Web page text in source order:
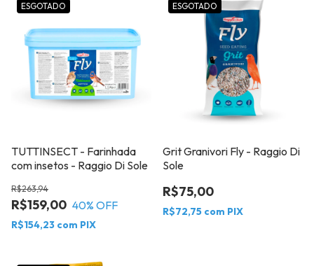
ESGOTADO
TUTTINSECT - Farinhada
com insetos - Raggio Di Sole
R$159,00
R$263,94
40% OFF
R$154,23 com PIX
ESGOTADO
Grit Granivori Fly - Raggio Di
Sole
R$75,00
R$72,75 com PIX